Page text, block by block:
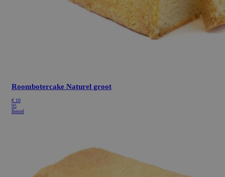
Roombotercake Naturel groot
€ 10
95
Bestel